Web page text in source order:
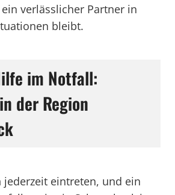
verlässlicher Partner in
bleibt.
im Notfall:
der Region
eintreten, und ein